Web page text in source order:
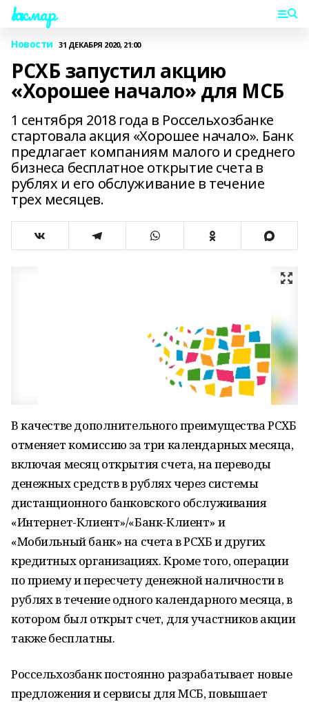
Һаҡмар
Новости 31 ДЕКАБРЯ 2020, 21:00
РСХБ запустил акцию
«Хорошее начало» для МСБ
1 сентября 2018 года в Россельхозбанке
стартовала акция «Хорошее началo». Банк
предлагает компаниям малого и среднего
бизнеса бесплатное открытие счета в
рублях и его обслуживание в течение
трех месяцев.
В качестве дополнительного преимущества РСХБ
отменяет комиссию за три календарных месяца,
включая месяц открытия счета, на переводы
денежных средств в рублях через системы
дистанционного банковского обслуживания
«Интернет-Клиент»/«Банк-Клиент» и
«Мобильный банк» на счета в РСХБ и других
кредитных организациях. Кроме того, операции
по приему и пересчету денежной наличности в
рублях в течение одного календарного месяца, в
котором был открыт счет, для участников акции
также бесплатны.
Россельхозбанк постоянно разрабатывает новые
предложения и сервисы для МСБ, повышает